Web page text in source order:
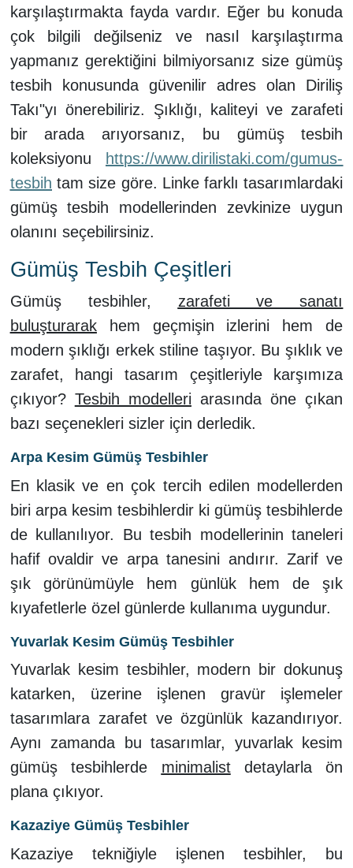
karşılaştırmakta fayda vardır. Eğer bu konuda
çok bilgili değilseniz ve nasıl karşılaştırma
yapmanız gerektiğini bilmiyorsanız size gümüş
tesbih konusunda güvenilir adres olan Diriliş
Takı"yı önerebiliriz. Şıklığı, kaliteyi ve zarafeti
bir arada arıyorsanız, bu gümüş tesbih
koleksiyonu
https://www.dirilistaki.com/gumus-
tesbih tam size göre. Linke farklı tasarımlardaki
gümüş tesbih modellerinden zevkinize uygun
olanını seçebilirsiniz.
Gümüş Tesbih Çeşitleri
Gümüş tesbihler, zarafeti ve sanatı
buluşturarakhem geçmişin izlerini hem de
modern şıklığı erkek stiline taşıyor. Bu şıklık ve
zarafet, hangi tasarım çeşitleriyle karşımıza
çıkıyor? Tesbih modelleri arasında öne çıkan
bazı seçenekleri sizler için derledik.
Arpa Kesim Gümüş Tesbihler
En klasik ve en çok tercih edilen modellerden
biri arpa kesim tesbihlerdir ki gümüş tesbihlerde
de kullanılıyor. Bu tesbih modellerinin taneleri
hafif ovaldir ve arpa tanesini andırır. Zarif ve
şık görünümüyle hem günlük hem de şık
kıyafetlerle özel günlerde kullanıma uygundur.
Yuvarlak Kesim Gümüş Tesbihler
Yuvarlak kesim tesbihler, modern bir dokunuş
katarken, üzerine işlenen gravür işlemeler
tasarımlara zarafet ve özgünlük kazandırıyor.
Aynı zamanda bu tasarımlar, yuvarlak kesim
gümüş tesbihlerde minimalistdetaylarla ön
plana çıkıyor.
Kazaziye Gümüş Tesbihler
Kazaziye tekniğiyle işlenen tesbihler, bu